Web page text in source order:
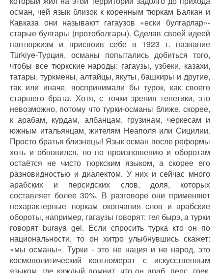
осман, чей язык близок к коренным тюркам Балкан и
Кавказа они называют гагаузов «ески булгарлар»-
старые булгары (протоболгары). Cделав своей идеей
пантюркизм и присвоив себе в 1923 г. название
Türkiye-Турция, османы попытались добиться того,
чтобы все тюркские народы: гагаузы, узбеки, казахи,
татары, туркмены, алтайцы, якуты, башкиры и другие,
так или иначе, воспринимали бы турок, как своего
старшего брата. Хотя, с точки зрения генетики, это
невозможно, потому что турки-османы ближе, скорее,
к арабам, курдам, албанцам, грузинам, черкесам и
южным итальянцам, жителям Неаполя или Сицилии.
Просто братья близнецы! Язык осман после реформы
хоть и обновился, но по произношению и оборотам
остаётся не чисто тюркским языком, а скорее его
разновидностью и диалектом. У них и сейчас много
арабских и персидских слов, доля, которых
составляет более 30%. В разговоре они применяют
нехарактерные тюркам окончания слов и арабские
обороты, например, гагаузы говорят: гел бырэ, а турки
говорят buraya gel. Если спросить турка кто он по
национальности, то он хитро улыбнувшись скажет:
«мы османы». Турки - это не нация и не народ, это
космополитический конгломерат с искусственным